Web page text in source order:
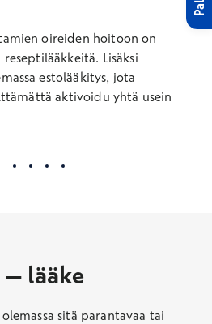
oireiden hoitoon on
Lisäksi
estolääkitys, jota
aktivoidu yhtä usein
lääke
sitä parantavaa tai